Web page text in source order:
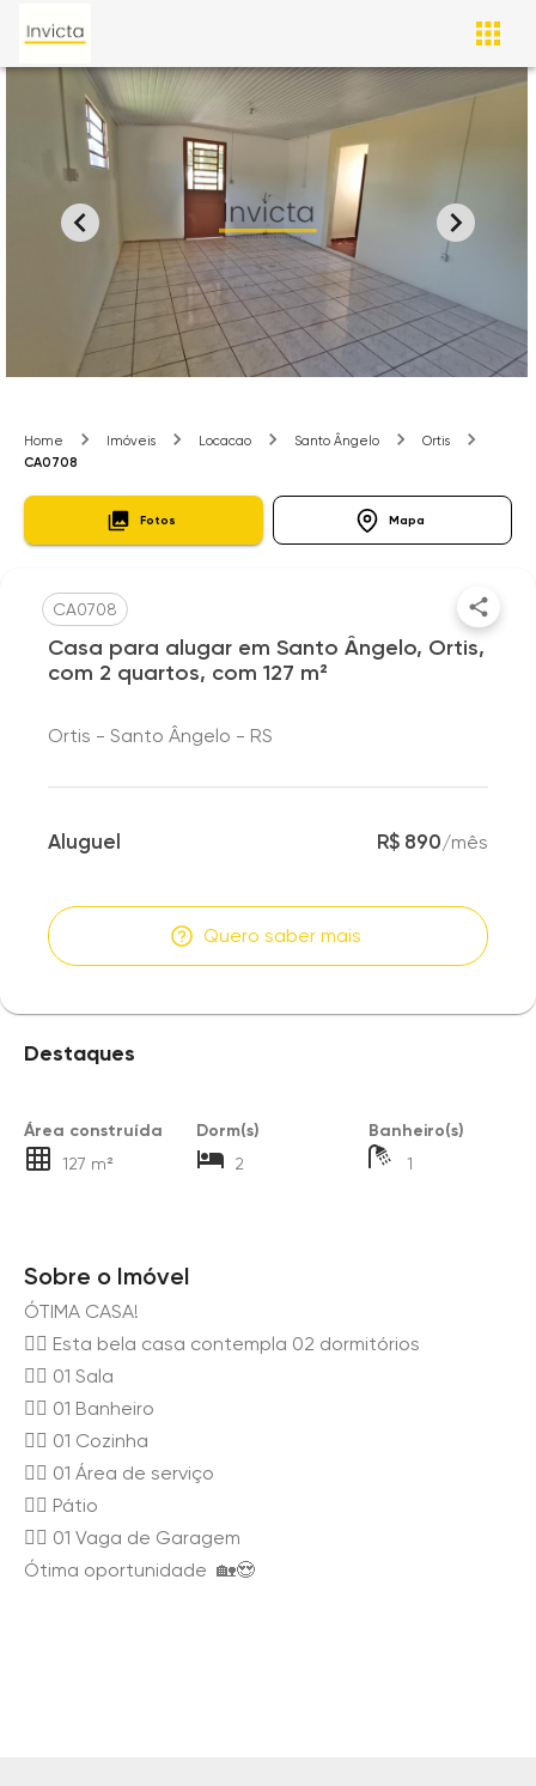
Home Imóveis Locacao Santo Ângelo
Ortis
CA0708
Fotos Mapa
CA0708
Casa para alugar em Santo Ângelo, Ortis,
com 2 quartos, com 127 m²
Ortis - Santo Ângelo - RS
Aluguel R$ 890/mês
Quero saber mais
Destaques
Área construída
127 m²
Dorm(s)
2
Banheiro(s)
1
Sobre o Imóvel
ÓTIMA CASA!
👉🏻 Esta bela casa contempla 02 dormitórios
👉🏻 01 Sala
👉🏻 01 Banheiro
👉🏻 01 Cozinha
👉🏻 01 Área de serviço
👉🏻 Pátio
👉🏻 01 Vaga de Garagem
Ótima oportunidade 🏡😍